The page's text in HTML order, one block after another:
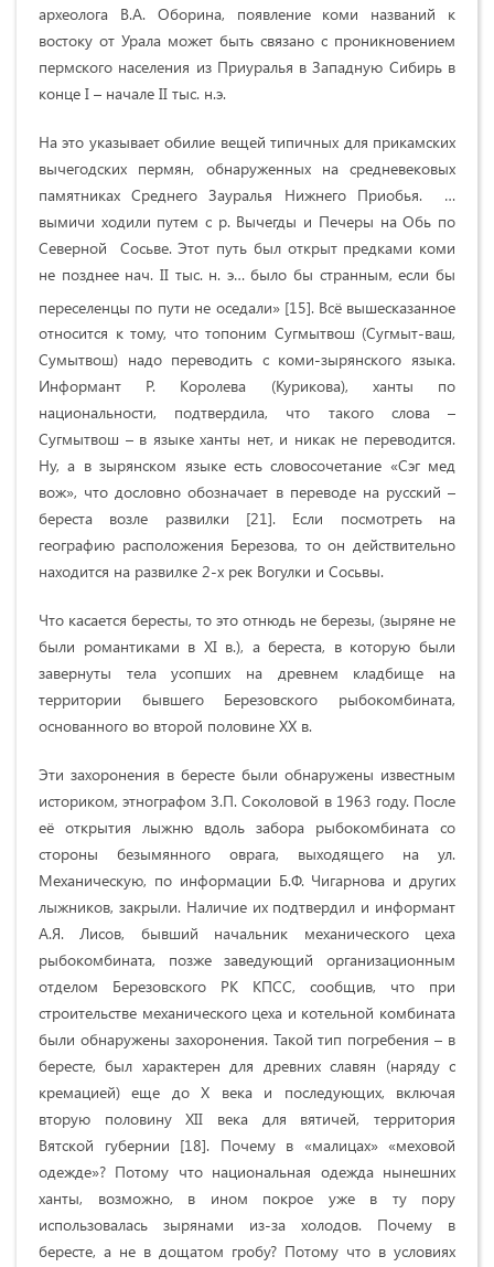
археолога В.А. Оборина, появление коми названий к
востоку от Урала может быть связано с проникновением
пермского населения из Приуралья в Западную Сибирь в
конце I – начале II тыс. н.э.
На это указывает обилие вещей типичных для прикамских
вычегодских пермян, обнаруженных на средневековых
памятниках Среднего Зауралья Нижнего Приобья. …
вымичи ходили путем с р. Вычегды и Печеры на Обь по
Северной Сосьве. Этот путь был открыт предками коми
не позднее нач. II тыс. н. э… было бы странным, если бы
переселенцы по пути не оседали» [15]. Всё вышесказанное
относится к тому, что топоним Сугмытвош (Сугмыт-ваш,
Сумытвош) надо переводить с коми-зырянского языка.
Информант Р. Королева (Курикова), ханты по
национальности, подтвердила, что такого слова –
Сугмытвош – в языке ханты нет, и никак не переводится.
Ну, а в зырянском языке есть словосочетание «Сэг мед
вож», что дословно обозначает в переводе на русский –
береста возле развилки [21]. Если посмотреть на
географию расположения Березова, то он действительно
находится на развилке 2-х рек Вогулки и Сосьвы.
Что касается бересты, то это отнюдь не березы, (зыряне не
были романтиками в XI в.), а береста, в которую были
завернуты тела усопших на древнем кладбище на
территории бывшего Березовского рыбокомбината,
основанного во второй половине ХХ в.
Эти захоронения в бересте были обнаружены известным
историком, этнографом З.П. Соколовой в 1963 году. После
её открытия лыжню вдоль забора рыбокомбината со
стороны безымянного оврага, выходящего на ул.
Механическую, по информации Б.Ф. Чигарнова и других
лыжников, закрыли. Наличие их подтвердил и информант
А.Я. Лисов, бывший начальник механического цеха
рыбокомбината, позже заведующий организационным
отделом Березовского РК КПСС, сообщив, что при
строительстве механического цеха и котельной комбината
были обнаружены захоронения. Такой тип погребения – в
бересте, был характерен для древних славян (наряду с
кремацией) еще до Х века и последующих, включая
вторую половину XII века для вятичей, территория
Вятской губернии [18]. Почему в «малицах» «меховой
одежде»? Потому что национальная одежда нынешних
ханты, возможно, в ином покрое уже в ту пору
использовалась зырянами из-за холодов. Почему в
бересте, а не в дощатом гробу? Потому что в условиях